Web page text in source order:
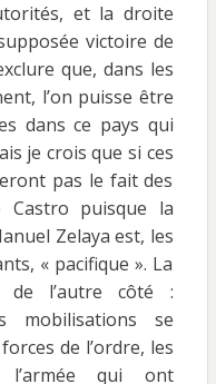
et la droite
victoire de
que, dans les
l’on puisse être
dans ce pays qui
je crois que si ces
pas le fait des
puisque la
Zelaya est, les
« pacifique ». La
de l’autre côté :
mobilisations se
de l’ordre, les
qui ont